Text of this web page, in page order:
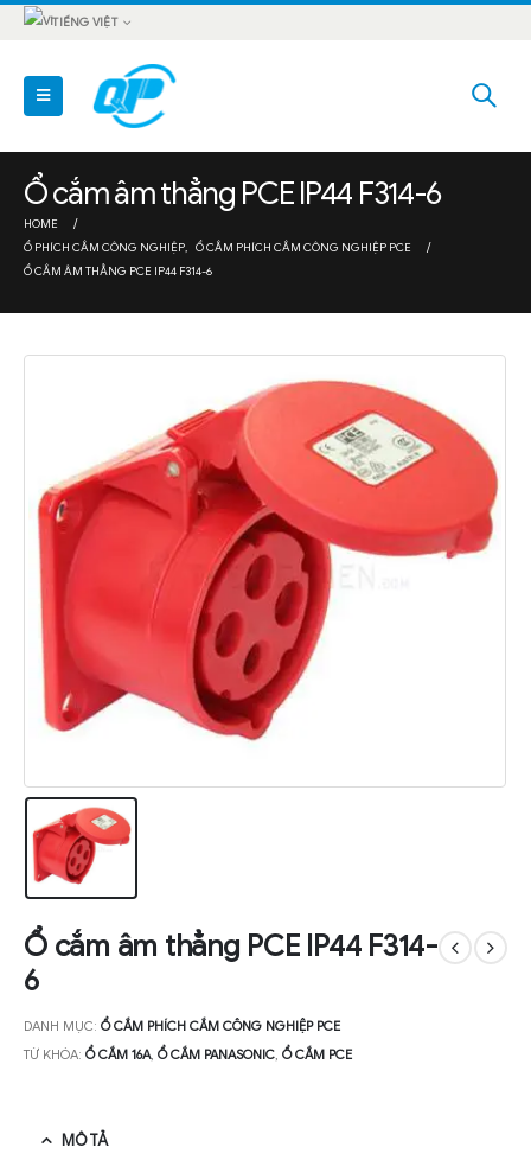
TIẾNG VIỆT
Ổ cắm âm thẳng PCE IP44 F314-6
HOME
Ổ PHÍCH CẮM CÔNG NGHIỆP, Ổ CẮM PHÍCH CẮM CÔNG NGHIỆP PCE
Ổ CẮM ÂM THẲNG PCE IP44 F314-6
Ổ cắm âm thẳng PCE IP44 F314-
6
DANH MỤC: Ổ CẮM PHÍCH CẮM CÔNG NGHIỆP PCE
TỪ KHÓA: Ổ CẮM 16A, Ổ CẮM PANASONIC Ổ CẮM PCE
MÔ TẢ